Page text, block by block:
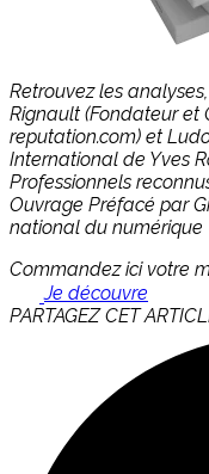
Retrouvez les
Rignault (Fondateur et
reputation.com) et
International de Yves
Professionnels
Ouvrage Préfacé par
national du numérique
Commandez ici votre
Je découvre
PARTAGEZ CET